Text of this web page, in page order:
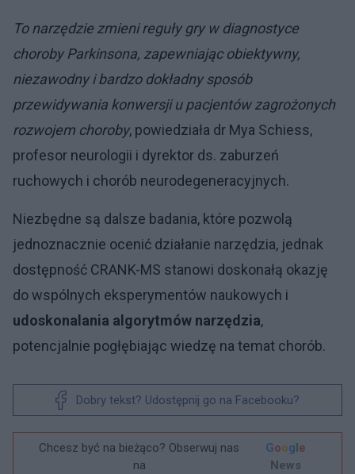
To narzędzie zmieni reguły gry w diagnostyce
choroby Parkinsona, zapewniając obiektywny,
niezawodny i bardzo dokładny sposób
przewidywania konwersji u pacjentów zagrożonych
rozwojem choroby, powiedziała dr Mya Schiess,
profesor neurologii i dyrektor ds. zaburzeń
ruchowych i chorób neurodegeneracyjnych.
Niezbędne są dalsze badania, które pozwolą
jednoznacznie ocenić działanie narzędzia, jednak
dostępność CRANK-MS stanowi doskonałą okazję
do wspólnych eksperymentów naukowych i
udoskonalania algorytmów narzędzia,
potencjalnie pogłębiając wiedzę na temat chorób.
Dobry tekst? Udostępnij go na Facebooku?
Chcesz być na bieżąco? Obserwuj nas
na
Google
News